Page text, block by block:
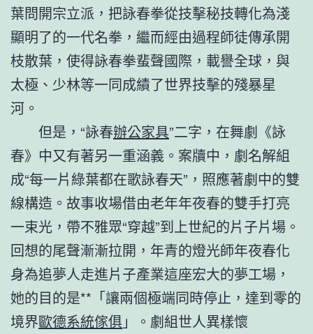
葉問開宗立派，把詠春拳從技擊秘技轉化為淺
顯明了的一代名拳，繼而經由過程師徒傳承開
枝散葉，使得詠春拳蜚聲國際，載譽全球，與
太極、少林等一同成績了世界技擊的殘暴星
河。
但是，“詠春辦公家具”二字，在舞劇《詠
春》中又有著另一重涵義。案牘中，劇名解組
成“每一片綠葉都在歌詠春天”，照應著劇中的雙
線構造。故事收場借由老年年夜春的雙手打亮
一束光，帶不雅眾“穿越”到上世紀的片子片場。
回想的尾聲漸漸拉開，年青的燈光師年夜春化
身為追夢人走進片子產業這座宏大的夢工場，
她的目的是**「讓兩個極端同時停止，達到零的
境界歐德系統傢俱」。劇組世人異樣懷